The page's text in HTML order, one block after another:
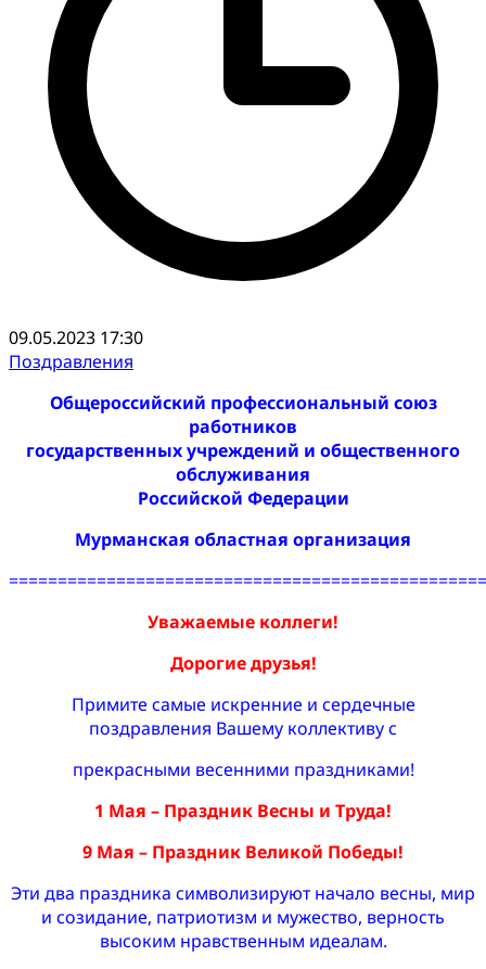
09.05.2023 17:30
Поздравления
Общероссийский профессиональный союз
работников
государственных учреждений и общественного
обслуживания
Российской Федерации
Мурманская областная организация
Уважаемые коллеги!
Дорогие друзья!
Примите самые искренние и сердечные
поздравления Вашему коллективу с
прекрасными весенними праздниками!
1 Мая – Праздник Весны и Труда!
9 Мая – Праздник Великой Победы!
Эти два праздника символизируют начало весны, мир
и созидание, патриотизм и мужество, верность
высоким нравственным идеалам.